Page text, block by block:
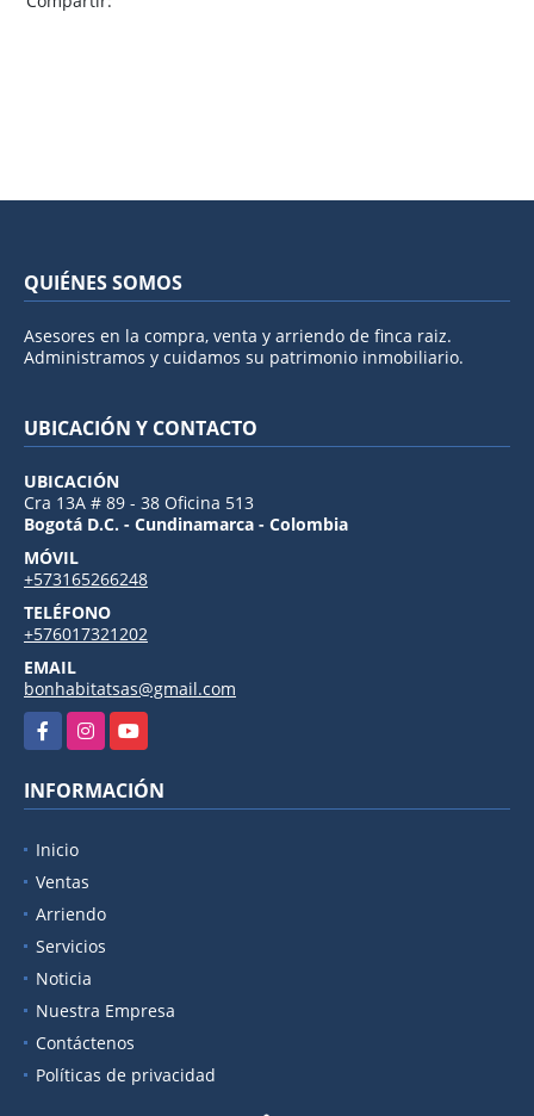
QUIÉNES SOMOS
Asesores en la compra, venta y arriendo de finca raiz.
Administramos y cuidamos su patrimonio inmobiliario.
UBICACIÓN Y CONTACTO
UBICACIÓN
Cra 13A # 89 - 38 Oficina 513
Bogotá D.C. - Cundinamarca - Colombia
MÓVIL
+573165266248
TELÉFONO
+576017321202
EMAIL
bonhabitatsas@gmail.com
FacebookInstagramYouTube
INFORMACIÓN
Inicio
Ventas
Arriendo
Servicios
Noticia
Nuestra Empresa
Contáctenos
Políticas de privacidad